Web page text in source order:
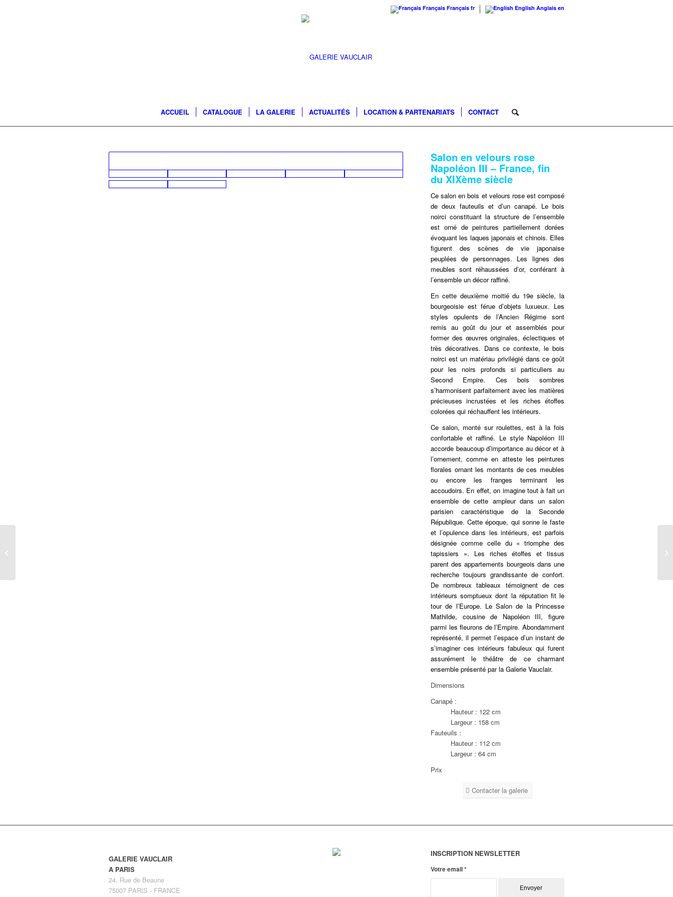
Français Français fr English Anglais en
ACCUEIL CATALOGUE LA GALERIE ACTUALITÉS LOCATION & PARTENARIATS CONTACT
Salon en velours rose
Napoléon III – France, fin
du XIXème siècle
Ce salon en bois et velours rose est composé
de deux fauteuils et d’un canapé. Le bois
noirci constituant la structure de l’ensemble
est orné de peintures partiellement dorées
évoquant les laques japonais et chinois. Elles
figurent des scènes de vie japonaise
peuplées de personnages. Les lignes des
meubles sont réhaussées d’or, conférant à
l’ensemble un décor raffiné.
En cette deuxième moitié du 19e siècle, la
bourgeoisie est férue d’objets luxueux. Les
styles opulents de l’Ancien Régime sont
remis au goût du jour et assemblés pour
former des œuvres originales, éclectiques et
très décoratives. Dans ce contexte, le bois
noirci est un matériau privilégié dans ce goût
pour les noirs profonds si particuliers au
Second Empire. Ces bois sombres
s’harmonisent parfaitement avec les matières
précieuses incrustées et les riches étoffes
colorées qui réchauffent les intérieurs.
Ce salon, monté sur roulettes, est à la fois
confortable et raffiné. Le style Napoléon III
accorde beaucoup d’importance au décor et à
l’ornement, comme en atteste les peintures
florales ornant les montants de ces meubles
ou encore les franges terminant les
accoudoirs. En effet, on imagine tout à fait un
ensemble de cette ampleur dans un salon
parisien caractéristique de la Seconde
République. Cette époque, qui sonne le faste
et l’opulence dans les intérieurs, est parfois
désignée comme celle du « triomphe des
tapissiers ». Les riches étoffes et tissus
parent des appartements bourgeois dans une
recherche toujours grandissante de confort.
De nombreux tableaux témoignent de ces
intérieurs somptueux dont la réputation fit le
tour de l’Europe. Le Salon de la Princesse
Mathilde, cousine de Napoléon III, figure
parmi les fleurons de l’Empire. Abondamment
représenté, il permet l’espace d’un instant de
s’imaginer ces intérieurs fabuleux qui furent
assurément le théâtre de ce charmant
ensemble présenté par la Galerie Vauclair.
Dimensions
Canapé :
Hauteur : 122 cm
Largeur : 158 cm
Fauteuils :
Hauteur : 112 cm
Largeur : 64 cm
Prix
Contacter la galerie
GALERIE VAUCLAIR
A PARIS
24, Rue de Beaune
75007 PARIS - FRANCE
INSCRIPTION NEWSLETTER
Votre email*